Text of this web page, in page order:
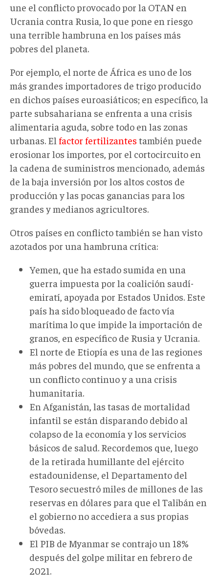
une el conflicto provocado por la OTAN en
Ucrania contra Rusia, lo que pone en riesgo
una terrible hambruna en los países más
pobres del planeta.
Por ejemplo, el norte de África es uno de los
más grandes importadores de trigo producido
en dichos países euroasiáticos; en específico, la
parte subsahariana se enfrenta a una crisis
alimentaria aguda, sobre todo en las zonas
urbanas. El factor fertilizantes también puede
erosionar los importes, por el cortocircuito en
la cadena de suministros mencionado, además
de la baja inversión por los altos costos de
producción y las pocas ganancias para los
grandes y medianos agricultores.
Otros países en conflicto también se han visto
azotados por una hambruna crítica:
Yemen, que ha estado sumida en una
guerra impuesta por la coalición saudí-
emiratí, apoyada por Estados Unidos. Este
país ha sido bloqueado de facto vía
marítima lo que impide la importación de
granos, en específico de Rusia y Ucrania.
El norte de Etiopía es una de las regiones
más pobres del mundo, que se enfrenta a
un conflicto continuo y a una crisis
humanitaria.
En Afganistán, las tasas de mortalidad
infantil se están disparando debido al
colapso de la economía y los servicios
básicos de salud. Recordemos que, luego
de la retirada humillante del ejército
estadounidense, el Departamento del
Tesoro secuestró miles de millones de las
reservas en dólares para que el Talibán en
el gobierno no accediera a sus propias
bóvedas.
El PIB de Myanmar se contrajo un 18%
después del golpe militar en febrero de
2021.